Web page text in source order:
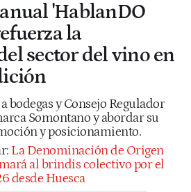
'HablanDO
la
sector del vino en
bodegas y Consejo Regulador
Somontano y abordar su
y posicionamiento.
La Denominación de Origen
al brindis colectivo por el
desde Huesca